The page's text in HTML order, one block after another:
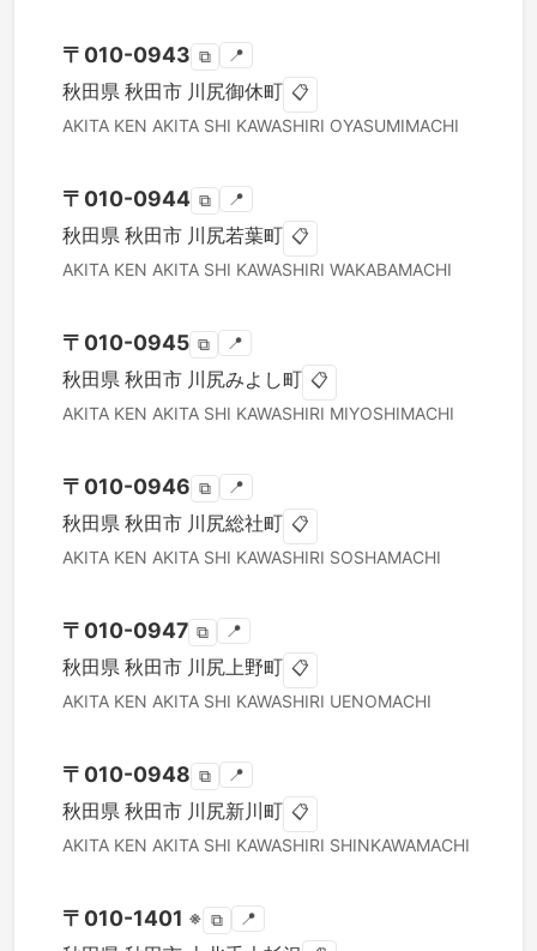
〒 010-0943 ⧉ 📍
秋田県 秋田市 川尻御休町 📋
AKITA KEN AKITA SHI KAWASHIRI OYASUMIMACHI
〒 010-0944 ⧉ 📍
秋田県 秋田市 川尻若葉町 📋
AKITA KEN AKITA SHI KAWASHIRI WAKABAMACHI
〒 010-0945 ⧉ 📍
秋田県 秋田市 川尻みよし町 📋
AKITA KEN AKITA SHI KAWASHIRI MIYOSHIMACHI
〒 010-0946 ⧉ 📍
秋田県 秋田市 川尻総社町 📋
AKITA KEN AKITA SHI KAWASHIRI SOSHAMACHI
〒 010-0947 ⧉ 📍
秋田県 秋田市 川尻上野町 📋
AKITA KEN AKITA SHI KAWASHIRI UENOMACHI
〒 010-0948 ⧉ 📍
秋田県 秋田市 川尻新川町 📋
AKITA KEN AKITA SHI KAWASHIRI SHINKAWAMACHI
〒 010-1401 ※ ⧉ 📍